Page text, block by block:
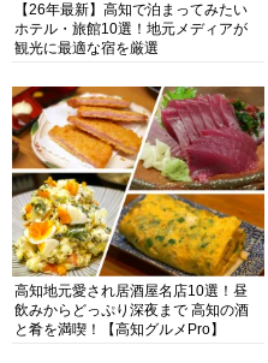
【26年最新】高知で泊まってみたい
ホテル・旅館10選！地元メディアが
観光に最適な宿を厳選
高知地元愛され居酒屋名店10選！昼
飲みからどっぷり深夜まで 高知の酒
と肴を満喫！【高知グルメPro】